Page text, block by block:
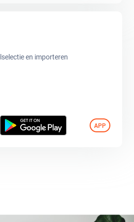
en importeren
APP